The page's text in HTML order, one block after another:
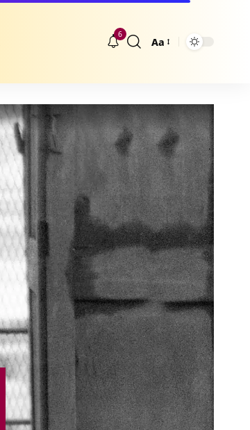
6
Größenänderung
Aa